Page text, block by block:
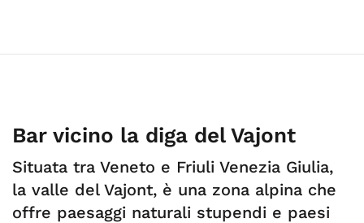
Bar vicino la diga del Vajont
Situata tra Veneto e Friuli Venezia Giulia,
la valle del Vajont, è una zona alpina che
offre paesaggi naturali stupendi e paesi